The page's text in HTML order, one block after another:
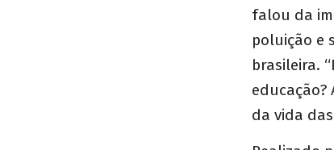
falou da
poluição e
brasileira.
educação?
da vida